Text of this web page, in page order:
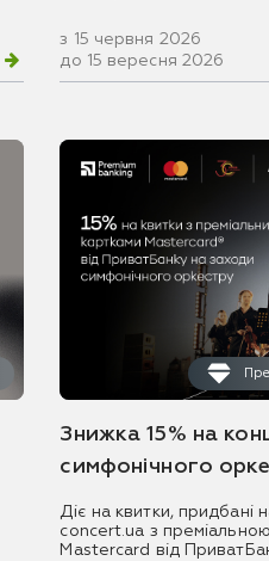
з 15 червня 2026
до 15 вересня 2026
Знижка 15% на
симфонічного
Діє на квитки, придбані
concert.ua з
Mastercard від